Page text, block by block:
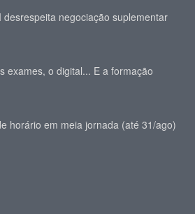
negociação suplementar
exames, o digital... E a formação
horário em meia jornada (até 31/ago)